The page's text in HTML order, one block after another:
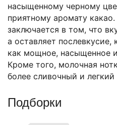
насыщенному черному
приятному аромату какао.
заключается в том, что
а оставляет
как мощное, насыщенное
Кроме того, молочная
более сливочный и легкий
Подборки